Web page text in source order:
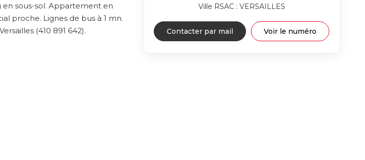
sous-sol. Appartement en
proche. Lignes de bus à 1 mn.
(410 891 642).
Ville RSAC : VERSAILLES
Contacter par mail Voir le numéro